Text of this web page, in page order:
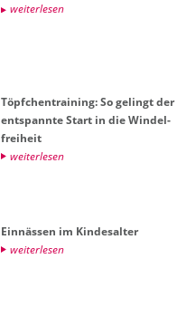
wei­ter­le­sen
Töpf­chen­trai­ning: So ge­lingt der
ent­spann­te Start in die Win­del­
frei­heit
wei­ter­le­sen
Ein­näs­sen im Kin­des­al­ter
wei­ter­le­sen